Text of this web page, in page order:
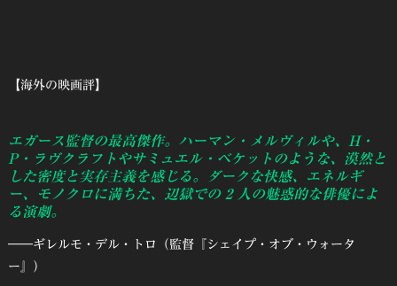
【海外の映画評】
エガース監督の最高傑作。ハーマン・メルヴィルや、H・
P・ラヴクラフトやサミュエル・ベケットのような、漠然と
した密度と実存主義を感じる。ダークな快感、エネルギ
ー、モノクロに満ちた、辺獄での 2 人の魅惑的な俳優によ
る演劇。
――ギレルモ・デル・トロ（監督『シェイプ・オブ・ウォータ
ー』）